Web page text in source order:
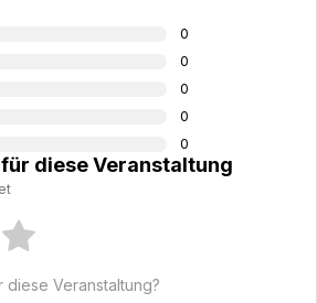
diese Veranstaltung
Veranstaltung?
0
0
0
0
0